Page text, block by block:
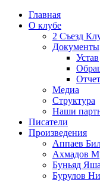
Главная
О клубе
2 Съезд
Документы
Устав
Медиа
Структура
Наши
Писатели
Произведения
Аппаев
Ахмадов
Буньяд
Бурулов